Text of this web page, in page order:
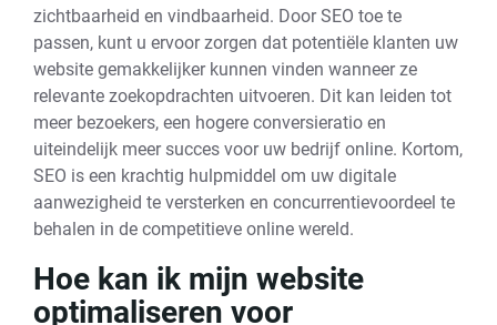
zichtbaarheid en vindbaarheid. Door SEO toe te
passen, kunt u ervoor zorgen dat potentiële klanten uw
website gemakkelijker kunnen vinden wanneer ze
relevante zoekopdrachten uitvoeren. Dit kan leiden tot
meer bezoekers, een hogere conversieratio en
uiteindelijk meer succes voor uw bedrijf online. Kortom,
SEO is een krachtig hulpmiddel om uw digitale
aanwezigheid te versterken en concurrentievoordeel te
behalen in de competitieve online wereld.
Hoe kan ik mijn website
optimaliseren voor